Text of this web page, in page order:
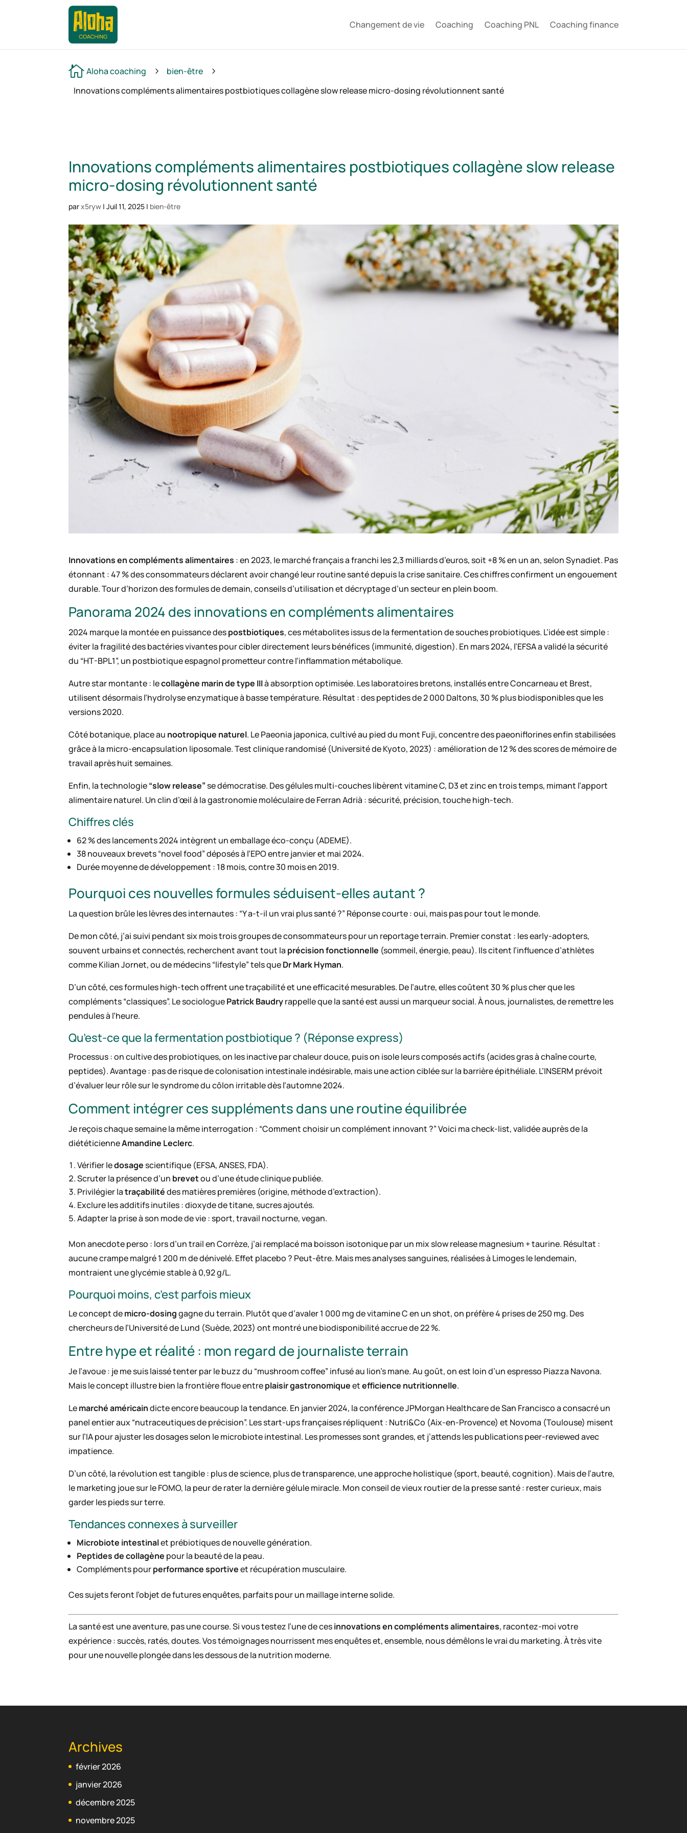
Changement de vie Coaching Coaching PNL Coaching finance
 Aloha coaching 5 bien-être 5
Innovations compléments alimentaires postbiotiques collagène slow release micro-dosing révolutionnent santé
Innovations compléments alimentaires postbiotiques collagène slow release
micro-dosing révolutionnent santé
parx5ryw |Juil 11, 2025 | bien-être
Innovations en compléments alimentaires : en 2023, le marché français a franchi les 2,3 milliards d’euros, soit +8 % en un an, selon Synadiet. Pas
étonnant : 47 % des consommateurs déclarent avoir changé leur routine santé depuis la crise sanitaire. Ces chiffres confirment un engouement
durable. Tour d’horizon des formules de demain, conseils d’utilisation et décryptage d’un secteur en plein boom.
Panorama 2024 des innovations en compléments alimentaires
2024 marque la montée en puissance despostbiotiques, ces métabolites issus de la fermentation de souches probiotiques. L’idée est simple :
éviter la fragilité des bactéries vivantes pour cibler directement leurs bénéfices (immunité, digestion). En mars 2024, l’EFSA a validé la sécurité
du “HT-BPL1”, un postbiotique espagnol prometteur contre l’inflammation métabolique.
Autre star montante : lecollagène marin de type IIIà absorption optimisée. Les laboratoires bretons, installés entre Concarneau et Brest,
utilisent désormais l’hydrolyse enzymatique à basse température. Résultat : des peptides de 2 000 Daltons, 30 % plus biodisponibles que les
versions 2020.
Côté botanique, place au nootropique naturel. Le Paeonia japonica, cultivé au pied du mont Fuji, concentre des paeoniflorines enfin stabilisées
grâce à la micro-encapsulation liposomale. Test clinique randomisé (Université de Kyoto, 2023) : amélioration de 12 % des scores de mémoire de
travail après huit semaines.
Enfin, la technologie“slow release”se démocratise. Des gélules multi-couches libèrent vitamine C, D3 et zinc en trois temps, mimant l’apport
alimentaire naturel. Un clin d’œil à la gastronomie moléculaire de Ferran Adrià : sécurité, précision, touche high-tech.
Chiffres clés
62 % des lancements 2024 intègrent un emballage éco-conçu (ADEME).
38 nouveaux brevets “novel food” déposés à l’EPO entre janvier et mai 2024.
Durée moyenne de développement : 18 mois, contre 30 mois en 2019.
Pourquoi ces nouvelles formules séduisent-elles autant ?
La question brûle les lèvres des internautes : “Y a-t-il un vrai plus santé ?” Réponse courte : oui, mais pas pour tout le monde.
De mon côté, j’ai suivi pendant six mois trois groupes de consommateurs pour un reportage terrain. Premier constat : les early-adopters,
souvent urbains et connectés, recherchent avant tout la précision fonctionnelle (sommeil, énergie, peau). Ils citent l’influence d’athlètes
comme Kilian Jornet, ou de médecins “lifestyle” tels queDr Mark Hyman.
D’un côté, ces formules high-tech offrent une traçabilité et une efficacité mesurables. De l’autre, elles coûtent 30 % plus cher que les
compléments “classiques”. Le sociologuePatrick Baudryrappelle que la santé est aussi un marqueur social. À nous, journalistes, de remettre les
pendules à l’heure.
Qu’est-ce que la fermentation postbiotique ? (Réponse express)
Processus : on cultive des probiotiques, on les inactive par chaleur douce, puis on isole leurs composés actifs (acides gras à chaîne courte,
peptides). Avantage : pas de risque de colonisation intestinale indésirable, mais une action ciblée sur la barrière épithéliale. L’INSERM prévoit
d’évaluer leur rôle sur le syndrome du côlon irritable dès l’automne 2024.
Comment intégrer ces suppléments dans une routine équilibrée
Je reçois chaque semaine la même interrogation : “Comment choisir un complément innovant ?” Voici ma check-list, validée auprès de la
diététicienneAmandine Leclerc.
Vérifier ledosagescientifique (EFSA, ANSES, FDA).
Scruter la présence d’un brevetou d’une étude clinique publiée.
Privilégier latraçabilitédes matières premières (origine, méthode d’extraction).
Exclure les additifs inutiles : dioxyde de titane, sucres ajoutés.
Adapter la prise à son mode de vie : sport, travail nocturne, vegan.
Mon anecdote perso : lors d’un trail en Corrèze, j’ai remplacé ma boisson isotonique par un mix slow release magnesium + taurine. Résultat :
aucune crampe malgré 1 200 m de dénivelé. Effet placebo ? Peut-être. Mais mes analyses sanguines, réalisées à Limoges le lendemain,
montraient une glycémie stable à 0,92 g/L.
Pourquoi moins, c’est parfois mieux
Le concept demicro-dosinggagne du terrain. Plutôt que d’avaler 1 000 mg de vitamine C en un shot, on préfère 4 prises de 250 mg. Des
chercheurs de l’Université de Lund (Suède, 2023) ont montré une biodisponibilité accrue de 22 %.
Entre hype et réalité : mon regard de journaliste terrain
Je l’avoue : je me suis laissé tenter par le buzz du “mushroom coffee” infusé au lion’s mane. Au goût, on est loin d’un espresso Piazza Navona.
Mais le concept illustre bien la frontière floue entreplaisir gastronomiqueetefficience nutritionnelle.
Lemarché américaindicte encore beaucoup la tendance. En janvier 2024, la conférence JPMorgan Healthcare de San Francisco a consacré un
panel entier aux “nutraceutiques de précision”. Les start-ups françaises répliquent : Nutri&Co (Aix-en-Provence) et Novoma (Toulouse) misent
sur l’IA pour ajuster les dosages selon le microbiote intestinal. Les promesses sont grandes, et j’attends les publications peer-reviewed avec
impatience.
D’un côté, la révolution est tangible : plus de science, plus de transparence, une approche holistique (sport, beauté, cognition). Mais de l’autre,
le marketing joue sur le FOMO, la peur de rater la dernière gélule miracle. Mon conseil de vieux routier de la presse santé : rester curieux, mais
garder les pieds sur terre.
Tendances connexes à surveiller
Microbiote intestinalet prébiotiques de nouvelle génération.
Peptides de collagène pour la beauté de la peau.
Compléments pourperformance sportiveet récupération musculaire.
Ces sujets feront l’objet de futures enquêtes, parfaits pour un maillage interne solide.
La santé est une aventure, pas une course. Si vous testez l’une de cesinnovations en compléments alimentaires, racontez-moi votre
expérience : succès, ratés, doutes. Vos témoignages nourrissent mes enquêtes et, ensemble, nous démêlons le vrai du marketing. À très vite
pour une nouvelle plongée dans les dessous de la nutrition moderne.
Archives
février 2026
janvier 2026
décembre 2025
novembre 2025